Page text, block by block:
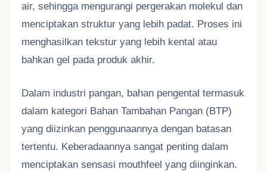
air, sehingga mengurangi pergerakan molekul dan
menciptakan struktur yang lebih padat. Proses ini
menghasilkan tekstur yang lebih kental atau
bahkan gel pada produk akhir.
Dalam industri pangan, bahan pengental termasuk
dalam kategori Bahan Tambahan Pangan (BTP)
yang diizinkan penggunaannya dengan batasan
tertentu. Keberadaannya sangat penting dalam
menciptakan sensasi mouthfeel yang diinginkan.